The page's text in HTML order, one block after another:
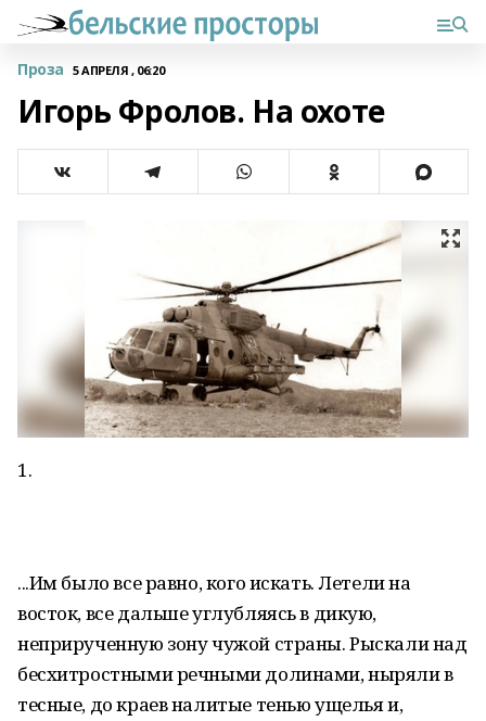
Проза 5 АПРЕЛЯ , 06:20
Игорь Фролов. На охоте
1.
...Им было все равно, кого искать. Летели на
восток, все дальше углубляясь в дикую,
неприрученную зону чужой страны. Рыскали над
бесхитростными речными долинами, ныряли в
тесные, до краев налитые тенью ущелья и,